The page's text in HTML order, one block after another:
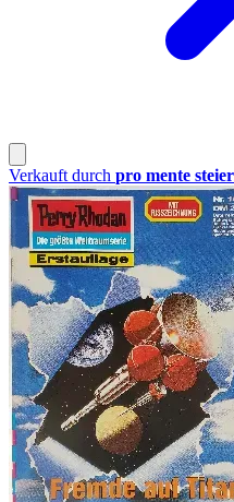
Verkauft durch pro mente